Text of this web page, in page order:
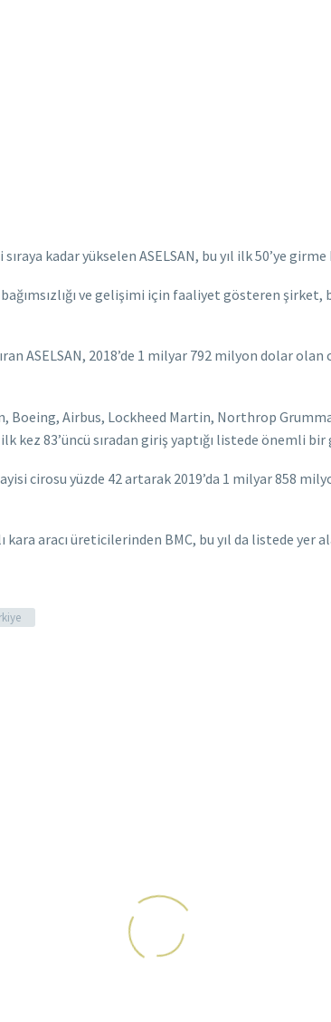
kadar yükselen ASELSAN, bu yıl ilk 50’ye girme
ve gelişimi için faaliyet gösteren şirket,
ASELSAN, 2018’de 1 milyar 792 milyon dolar
Airbus, Lockheed Martin, Northrop
83’üncü sıradan giriş yaptığı listede önemli
cirosu yüzde 42 artarak 2019’da 1 milyar 858
aracı üreticilerinden BMC, bu yıl da listede yer